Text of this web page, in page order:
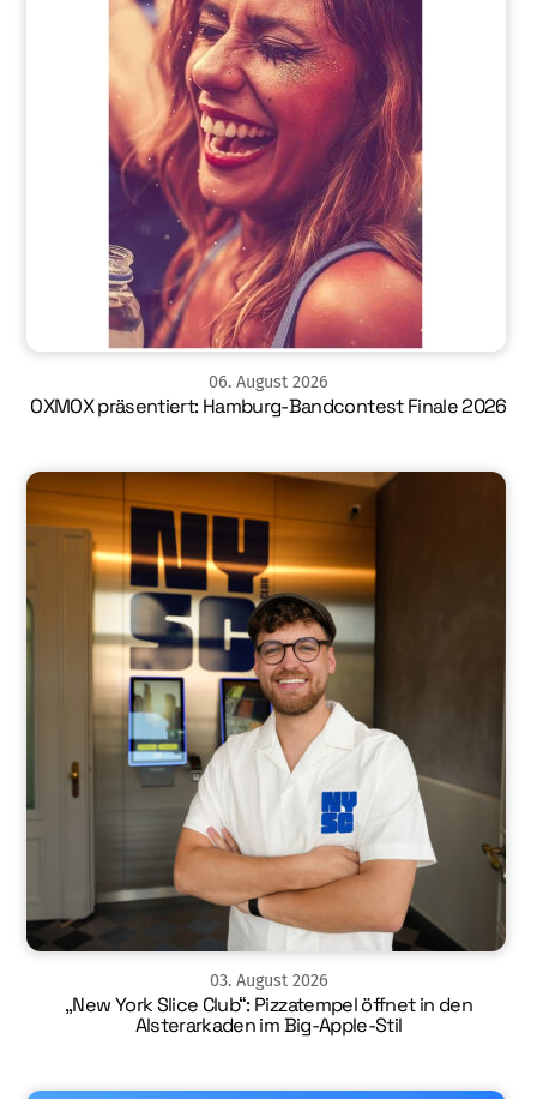
06. August 2026
OXMOX präsentiert: Hamburg-Bandcontest Finale 2026
03. August 2026
„New York Slice Club“: Pizzatempel öffnet in den
Alsterarkaden im Big-Apple-Stil